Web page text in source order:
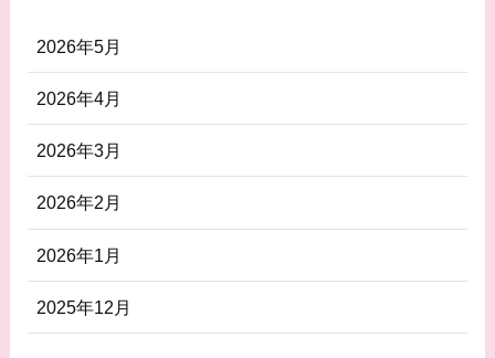
2026年5月
2026年4月
2026年3月
2026年2月
2026年1月
2025年12月